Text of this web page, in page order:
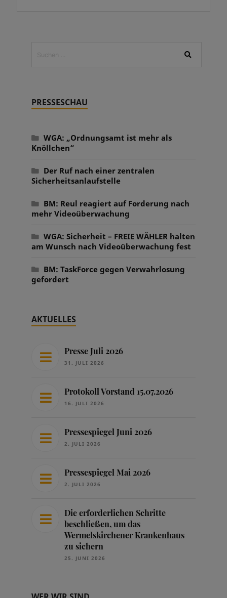
PRESSESCHAU
WGA: „Ordnungsamt ist mehr als
Knöllchen“
Der Ruf nach einer zentralen
Sicherheitsanlaufstelle
BM: Reul reagiert auf Forderung nach
mehr Videoüberwachung
WGA: Sicherheit – FREIE WÄHLER halten
am Wunsch nach Videoüberwachung fest
BM: TaskForce gegen Verwahrlosung
gefordert
AKTUELLES
Presse Juli 2026
31. JULI 2026
Protokoll Vorstand 15.07.2026
16. JULI 2026
Pressespiegel Juni 2026
2. JULI 2026
Pressespiegel Mai 2026
2. JULI 2026
Die erforderlichen Schritte
beschließen, um das
Wermelskirchener Krankenhaus
zu sichern
25. JUNI 2026